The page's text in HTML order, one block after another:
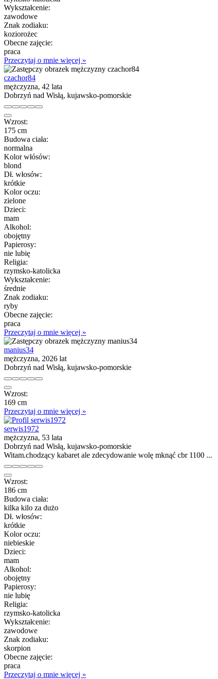
Wykształcenie:
zawodowe
Znak zodiaku:
koziorożec
Obecne zajęcie:
praca
Przeczytaj o mnie więcej »
czachor84
mężczyzna, 42 lata
Dobrzyń nad Wisłą, kujawsko-pomorskie
Wzrost:
175 cm
Budowa ciała:
normalna
Kolor włósów:
blond
Dł. włosów:
krótkie
Kolor oczu:
zielone
Dzieci:
mam
Alkohol:
obojętny
Papierosy:
nie lubię
Religia:
rzymsko-katolicka
Wykształcenie:
średnie
Znak zodiaku:
ryby
Obecne zajęcie:
praca
Przeczytaj o mnie więcej »
manius34
mężczyzna, 2026 lat
Dobrzyń nad Wisłą, kujawsko-pomorskie
Wzrost:
169 cm
Przeczytaj o mnie więcej »
serwis1972
mężczyzna, 53 lata
Dobrzyń nad Wisłą, kujawsko-pomorskie
Witam.chodzący kabaret ale zdecydowanie wolę mknąć cbr 1100 ...
Wzrost:
186 cm
Budowa ciała:
kilka kilo za dużo
Dł. włosów:
krótkie
Kolor oczu:
niebieskie
Dzieci:
mam
Alkohol:
obojętny
Papierosy:
nie lubię
Religia:
rzymsko-katolicka
Wykształcenie:
zawodowe
Znak zodiaku:
skorpion
Obecne zajęcie:
praca
Przeczytaj o mnie więcej »